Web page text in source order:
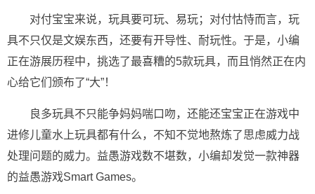
对付宝宝来说，玩具要可玩、易玩；对付怙恃而言，玩
具不只仅是文娱东西，还要有开导性、耐玩性。于是，小编
正在游展历程中，挑选了最喜糟的5款玩具，而且悄然正在内
心给它们颁布了“大”！
良多玩具不只能争妈妈喘口吻，还能还宝宝正在游戏中
进修儿童水上玩具都有什么，不知不觉地熬炼了思虑威力战
处理问题的威力。益愚游戏数不堪数，小编却发觉一款神器
的益愚游戏Smart Games。